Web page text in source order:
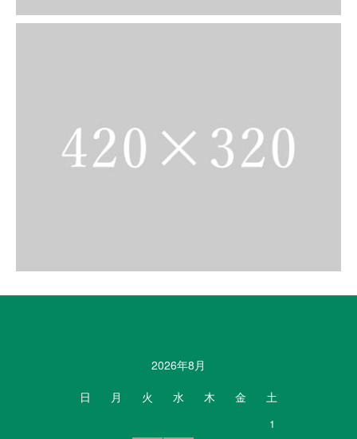
2026年8月
日
月 火 水 木 金 土
1